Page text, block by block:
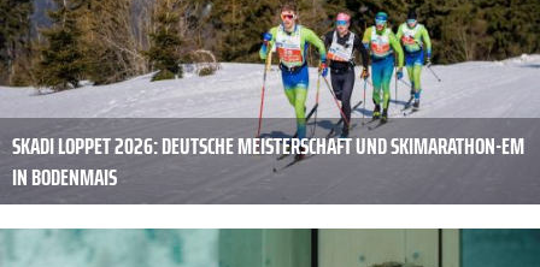
SKADI LOPPET 2026: DEUTSCHE MEISTERSCHAFT UND SKIMARATHON-EM
IN BODENMAIS